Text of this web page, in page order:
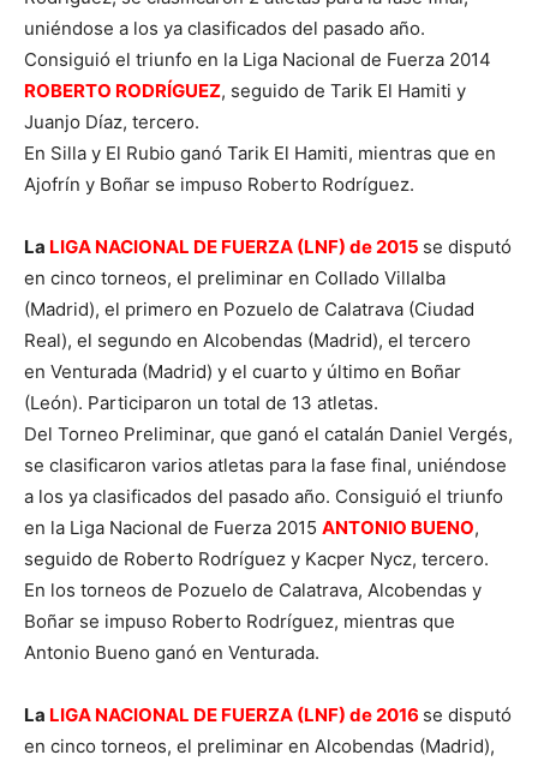
uniéndose a los ya clasificados del pasado año.
Consiguió el triunfo en la Liga Nacional de Fuerza 2014
ROBERTO RODRÍGUEZ, seguido de Tarik El Hamiti y
Juanjo Díaz, tercero.
En Silla y El Rubio ganó Tarik El Hamiti, mientras que en
Ajofrín y Boñar se impuso Roberto Rodríguez.
La LIGA NACIONAL DE FUERZA (LNF) de 2015 se disputó
en cinco torneos, el preliminar en Collado Villalba
(Madrid), el primero en Pozuelo de Calatrava (Ciudad
Real), el segundo en Alcobendas (Madrid), el tercero
en Venturada (Madrid) y el cuarto y último en Boñar
(León). Participaron un total de 13 atletas.
Del Torneo Preliminar, que ganó el catalán Daniel Vergés,
se clasificaron varios atletas para la fase final, uniéndose
a los ya clasificados del pasado año. Consiguió el triunfo
en la Liga Nacional de Fuerza 2015 ANTONIO BUENO,
seguido de Roberto Rodríguez y Kacper Nycz, tercero.
En los torneos de Pozuelo de Calatrava, Alcobendas y
Boñar se impuso Roberto Rodríguez, mientras que
Antonio Bueno ganó en Venturada.
La LIGA NACIONAL DE FUERZA (LNF) de 2016 se disputó
en cinco torneos, el preliminar en Alcobendas (Madrid),